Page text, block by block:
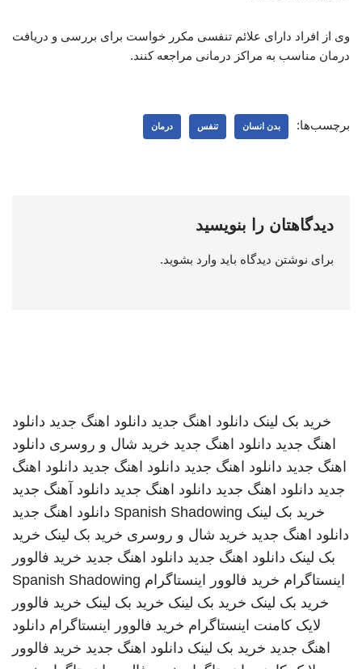
وی از افراد دارای علائم تنفسی مکرر خواست برای بررسی و دریافت
درمان مناسب به مراکز درمانی مراجعه کنند.
برچسب‌ها: بدن انسان تنفس درمان
دیدگاهتان را بنویسید
برای نوشتن دیدگاه باید وارد بشوید.
خرید بک لینک دانلود اهنگ جدید دانلود اهنگ جدید دانلود
اهنگ جدید دانلود اهنگ جدید خرید شال و روسری دانلود
اهنگ جدید دانلود اهنگ جدید دانلود اهنگ جدید دانلود اهنگ
جدید دانلود اهنگ جدید دانلود اهنگ جدید دانلود آهنگ جدید
خرید بک لینک Spanish Shadowing دانلود اهنگ جدید
دانلود اهنگ جدید خرید شال و روسری خرید بک لینک خرید
بک لینک دانلود اهنگ جدید دانلود اهنگ جدید خرید فالوور
اینستاگرام خرید فالوور اینستاگرام Spanish Shadowing
خرید بک لینک خرید بک لینک خرید بک لینک خرید فالوور
لایک کامنت اینستاگرام خرید فالوور اینستاگرام دانلود
اهنگ جدید خرید بک لینک دانلود اهنگ جدید خرید فالوور